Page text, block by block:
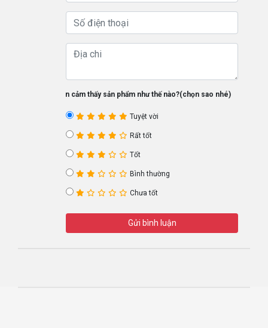
Bạn cảm thấy sản phẩm như thế nào?(chọn sao nhé)
Tuyệt vời
Rất tốt
Tốt
Bình thường
Chưa tốt
Gửi bình luận